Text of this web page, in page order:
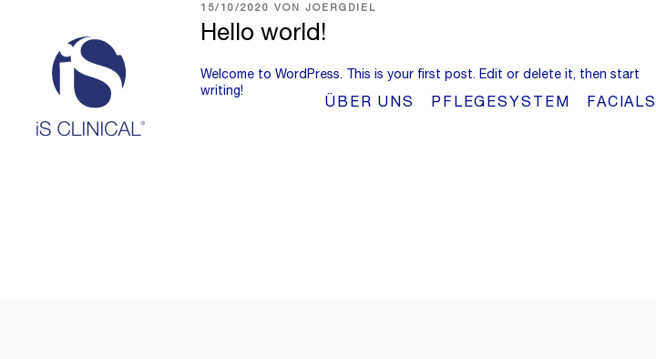
ÜBER UNS PFLEGESYSTEM FACIALS
VERÖFFENTLICHT
AM
15/10/2020 VON JOERGDIEL
Hello world!
Welcome to WordPress. This is your first post. Edit or delete it, then start
writing!